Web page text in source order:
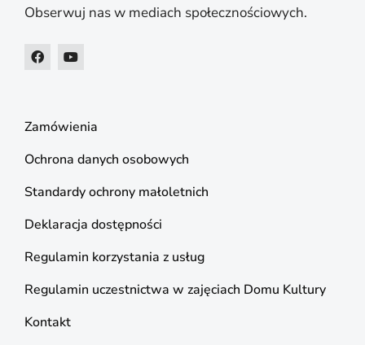
Obserwuj nas w mediach społecznościowych.
Zamówienia
Ochrona danych osobowych
Standardy ochrony małoletnich
Deklaracja dostępności
Regulamin korzystania z usług
Regulamin uczestnictwa w zajęciach Domu Kultury
Kontakt